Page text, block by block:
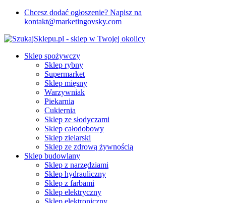
Chcesz dodać ogłoszenie? Napisz na
kontakt@marketingovsky.com
Sklep spożywczy
Sklep rybny
Supermarket
Sklep mięsny
Warzywniak
Piekarnia
Cukiernia
Sklep ze słodyczami
Sklep całodobowy
Sklep zielarski
Sklep ze zdrową żywnością
Sklep budowlany
Sklep z narzędziami
Sklep hydrauliczny
Sklep z farbami
Sklep elektryczny
Sklep elektroniczny